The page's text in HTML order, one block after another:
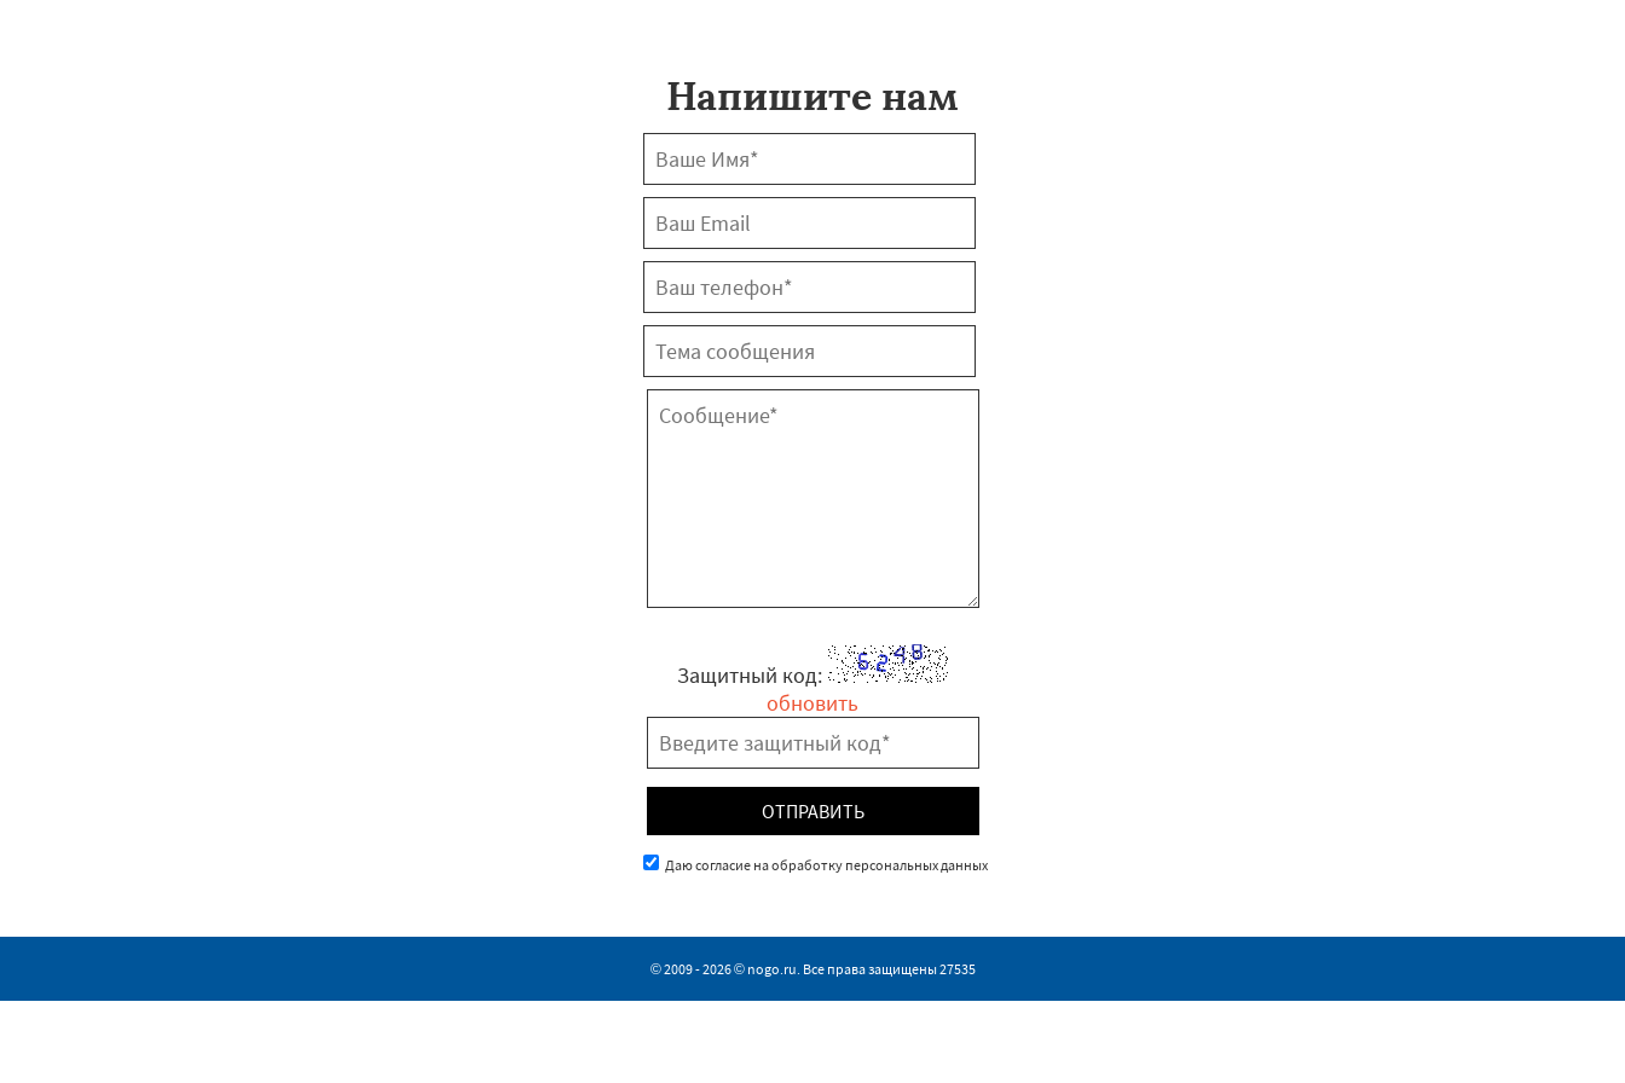
Напишите нам
Защитный код:
обновить
Даю согласие на обработку персональных данных
© 2009 - 2026 © nogo.ru. Все права защищены27535